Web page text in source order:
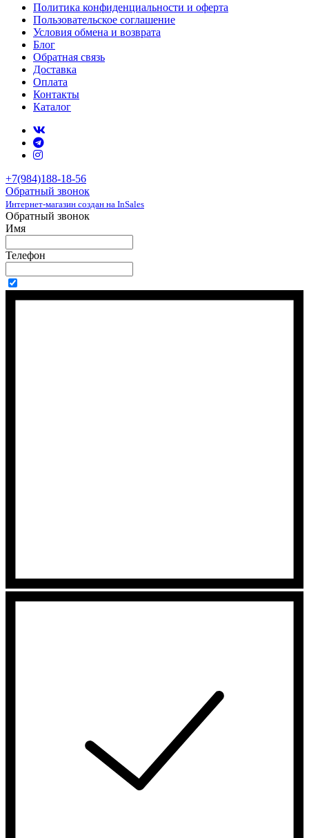
Политика конфиденциальности и оферта
Пользовательское соглашение
Условия обмена и возврата
Блог
Обратная связь
Доставка
Оплата
Контакты
Каталог
+7(984)188-18-56
Обратный звонок
Интернет-магазин создан на InSales
Обратный звонок
Имя
Телефон